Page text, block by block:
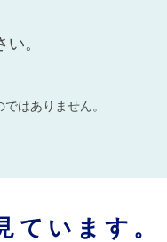
。
はありません。
ています。